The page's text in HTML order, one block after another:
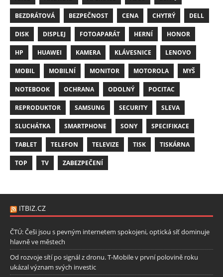
BEZDRÁTOVÁ BEZPEČNOST CENA CHYTRÝ DELL
DISK DISPLEJ FOTOAPARÁT HERNÍ HONOR
HP HUAWEI KAMERA KLÁVESNICE LENOVO
MOBIL MOBILNÍ MONITOR MOTOROLA MYŠ
NOTEBOOK OCHRANA ODOLNÝ POCITAC
REPRODUKTOR SAMSUNG SECURITY SLEVA
SLUCHÁTKA SMARTPHONE SONY SPECIFIKACE
TABLET TELEFON TELEVIZE TISK TISKÁRNA
TOP TV ZABEZPEČENÍ
ITBIZ.CZ
ČTÚ: Češi jsou s pevným internetem spokojeni, optická síť dominuje
hlavně ve městech
Od rozvoje sítí po signál z dronu. T-Mobile v první polovině roku
ukázal význam svých investic